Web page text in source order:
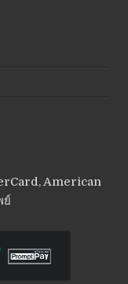
American
ย์